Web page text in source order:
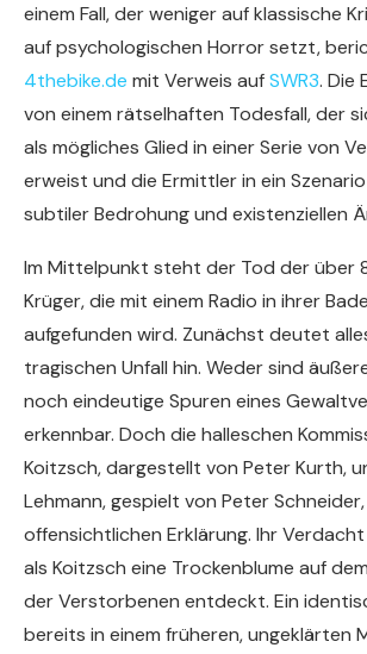
einem Fall, der weniger auf klassische
auf psychologischen Horror setzt,
4thebike.de mit Verweis aufSWR3. Die
von einem rätselhaften Todesfall, der
als mögliches Glied in einer Serie von
erweist und die Ermittler in ein
subtiler Bedrohung und existenziellen
Im Mittelpunkt steht der Tod der über
Krüger, die mit einem Radio in ihrer
aufgefunden wird. Zunächst deutet
tragischen Unfall hin. Weder sind
noch eindeutige Spuren eines
erkennbar. Doch die halleschen
Koitzsch, dargestellt von Peter Kurth,
Lehmann, gespielt von Peter
offensichtlichen Erklärung. Ihr
als Koitzsch eine Trockenblume auf
der Verstorbenen entdeckt. Ein
bereits in einem früheren, ungeklärten